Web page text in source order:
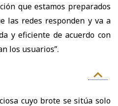
que estamos preparados
las redes responden y va a
y eficiente de acuerdo con
los usuarios”.
cuyo brote se sitúa solo